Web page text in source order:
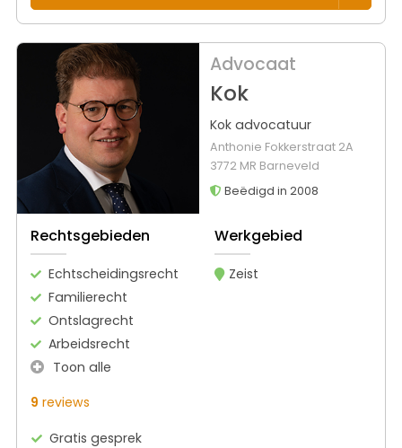
Advocaat
Kok
Kok advocatuur
Anthonie Fokkerstraat 2A
3772 MR Barneveld
Beëdigd in 2008
Rechtsgebieden
Echtscheidingsrecht
Familierecht
Ontslagrecht
Arbeidsrecht
Toon alle
Werkgebied
Zeist
9 reviews
Gratis gesprek